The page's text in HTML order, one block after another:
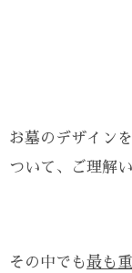
お墓のデザイン
ついて、ご理解
その中でも最も